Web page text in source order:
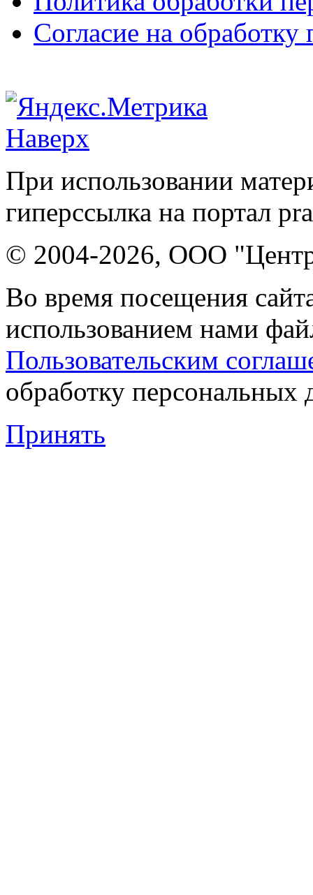
Согласие на
Наверх
При использовании
гиперссылка на портал
© 2004-2026, ООО "Центр
Во время посещения
использованием нами
Пользовательским
обработку персональных
Принять